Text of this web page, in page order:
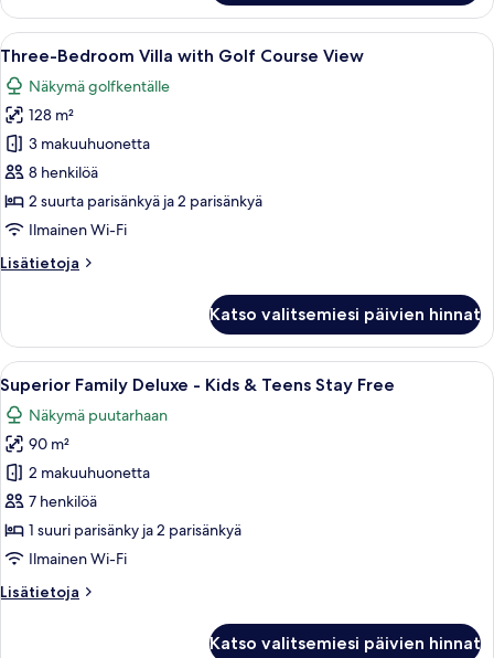
free
in
Punta
Cana
kuvat
Ocean
View
-
4
nights,
get
2
free
in
Punta
Cana
Avaa
kaikki
huonetyypin
Three-
Bedroom
Villa
with
Golf
View
Moderni hotellihuone, jossa on suuri
19
Three-Bedroom Villa with Golf Course View
Näkymä golfkentälle
128 m²
3 makuuhuonetta
8 henkilöä
2 suurta parisänkyä ja 2 parisänkyä
Ilmainen Wi-Fi
Lisätietoja
Lisätietoja
Villa
with
Golf
Course
View
Katso valitsemiesi päivien hinnat
Avaa
kaikki
huonetyypin
Superior
Family
Deluxe
-
Kids
Teens
Sängyssä on valkoinen lakana,
13
Superior Family Deluxe - Kids & Teens Stay Free
Näkymä puutarhaan
90 m²
2 makuuhuonetta
7 henkilöä
1 suuri parisänky ja 2 parisänkyä
Ilmainen Wi-Fi
Lisätietoja
Lisätietoja
Katso valitsemiesi päivien hinnat